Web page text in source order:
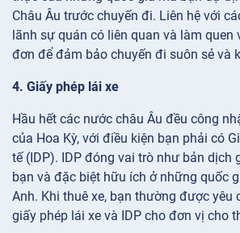
Châu Âu trước chuyến đi. Liên hệ với
lãnh sự quán có liên quan và làm quen
đơn để đảm bảo chuyến đi suôn sẻ và
4. Giấy phép lái xe
Hầu hết các nước châu Âu đều công
của Hoa Kỳ, với điều kiện bạn phải có
tế (IDP). IDP đóng vai trò như bản dịch
bạn và đặc biệt hữu ích ở những quốc
Anh. Khi thuê xe, bạn thường được yêu
giấy phép lái xe và IDP cho đơn vị cho